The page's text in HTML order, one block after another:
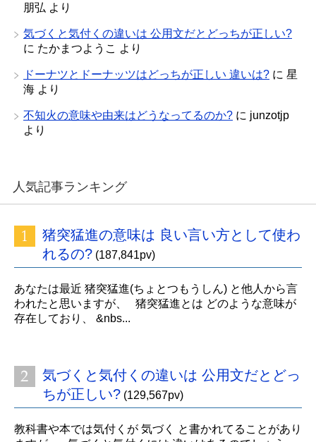
朋弘 より
気づくと気付くの違いは 公用文だとどっちが正しい?
に たかまつようこ より
ドーナツとドーナッツはどっちが正しい 違いは? に 星
海 より
不知火の意味や由来はどうなってるのか? に junzotjp
より
人気記事ランキング
猪突猛進の意味は 良い言い方として使わ
れるの? (187,841pv)
あなたは最近 猪突猛進(ちょとつもうしん) と他人から言
われたと思いますが、 猪突猛進とは どのような意味が
存在しており、 &nbs...
気づくと気付くの違いは 公用文だとどっ
ちが正しい? (129,567pv)
教科書や本では気付くが 気づく と書かれてることがあり